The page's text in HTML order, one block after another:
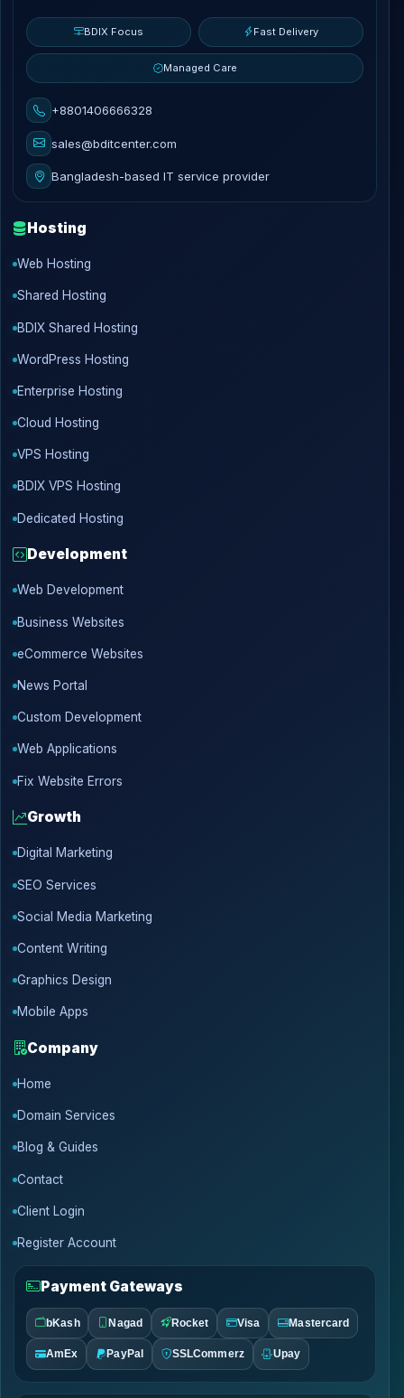
BDIX Focus Fast Delivery
Managed Care
+8801406666328
sales@bditcenter.com
Bangladesh-based IT service provider
Hosting
Web Hosting
Shared Hosting
BDIX Shared Hosting
WordPress Hosting
Enterprise Hosting
Cloud Hosting
VPS Hosting
BDIX VPS Hosting
Dedicated Hosting
Development
Web Development
Business Websites
eCommerce Websites
News Portal
Custom Development
Web Applications
Fix Website Errors
Growth
Digital Marketing
SEO Services
Social Media Marketing
Content Writing
Graphics Design
Mobile Apps
Company
Home
Domain Services
Blog & Guides
Contact
Client Login
Register Account
Payment Gateways
bKash Nagad Rocket Visa Mastercard
AmEx PayPal SSLCommerz Upay